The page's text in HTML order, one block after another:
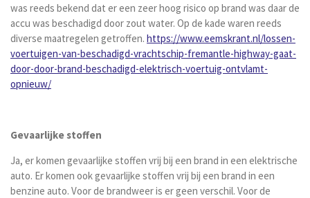
was reeds bekend dat er een zeer hoog risico op brand was daar de
accu was beschadigd door zout water. Op de kade waren reeds
diverse maatregelen getroffen. https://www.eemskrant.nl/lossen-
voertuigen-van-beschadigd-vrachtschip-fremantle-highway-gaat-
door-door-brand-beschadigd-elektrisch-voertuig-ontvlamt-
opnieuw/
Gevaarlijke stoffen
Ja, er komen gevaarlijke stoffen vrij bij een brand in een elektrische
auto. Er komen ook gevaarlijke stoffen vrij bij een brand in een
benzine auto. Voor de brandweer is er geen verschil. Voor de